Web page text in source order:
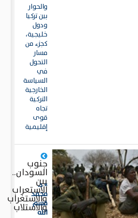
والحوار
بين تركيا
ودول
خليجية،
كجزء من
مسار
التحول
في
السياسة
الخارجية
التركية
تجاه
قوى
إقليمية
جنوب
السودان..
بين
الاستعراب
والاستغراب
والاستلاب
» د.
محمد
قسم
الله